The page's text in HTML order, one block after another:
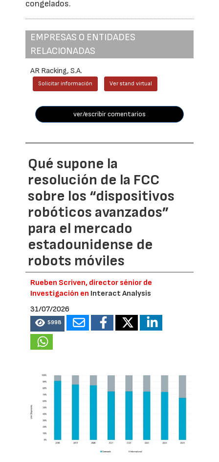
congelados.
EMPRESAS O ENTIDADES
RELACIONADAS
AR Racking, S.A.
Solicitar información Ver stand virtual
ver/escribir comentarios
Qué supone la
resolución de la FCC
sobre los “dispositivos
robóticos avanzados”
para el mercado
estadounidense de
robots móviles
Rueben Scriven, director sénior de
Investigación en Interact Analysis
31/07/2026
5998